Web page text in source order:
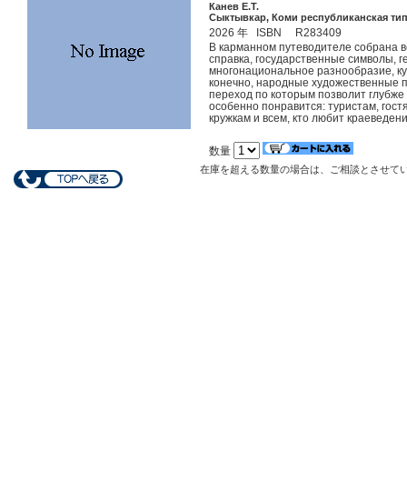
Канев Е.Т.
Сыктывкар, Коми республиканская
2026 年 ISBN R283409
В карманном путеводителе собрана
справка, государственные символы,
многонациональное разнообразие,
конечно, народные художественные
переход по которым позволит глубже
особенно понравится: туристам,
кружкам и всем, кто любит
数量
在庫を超える数量の場合は、ご相談とさせて